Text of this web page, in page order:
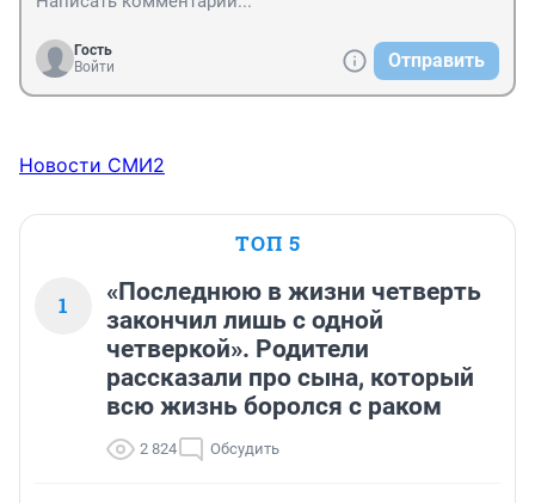
Гость
Войти
Отправить
Новости СМИ2
ТОП 5
1
«Последнюю в жизни четверть
закончил лишь с одной
четверкой». Родители
рассказали про сына, который
всю жизнь боролся с раком
2 824 Обсудить